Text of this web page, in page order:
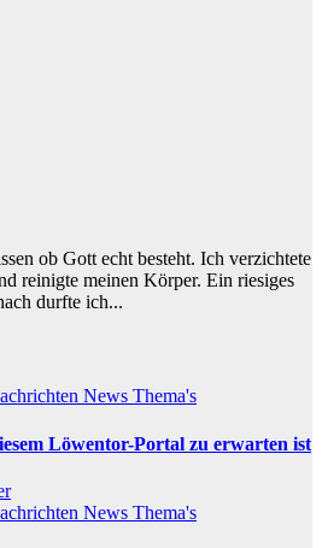
ob Gott echt besteht. Ich verzichtete
reinigte meinen Körper. Ein riesiges
durfte ich...
News Thema's
Löwentor-Portal zu erwarten ist
News Thema's